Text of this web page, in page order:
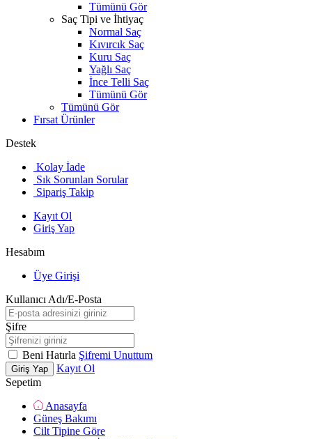
Tümünü Gör
Saç Tipi ve İhtiyaç
Normal Saç
Kıvırcık Saç
Kuru Saç
Yağlı Saç
İnce Telli Saç
Tümünü Gör
Tümünü Gör
Fırsat Ürünler
Destek
Kolay İade
Sık Sorunlan Sorular
Sipariş Takip
Kayıt Ol
Giriş Yap
Hesabım
Üye Girişi
Kullanıcı Adı/E-Posta
Şifre
Beni Hatırla Şifremi Unuttum
Giriş Yap
Kayıt Ol
Sepetim
Anasayfa
Güneş Bakımı
Cilt Tipine Göre